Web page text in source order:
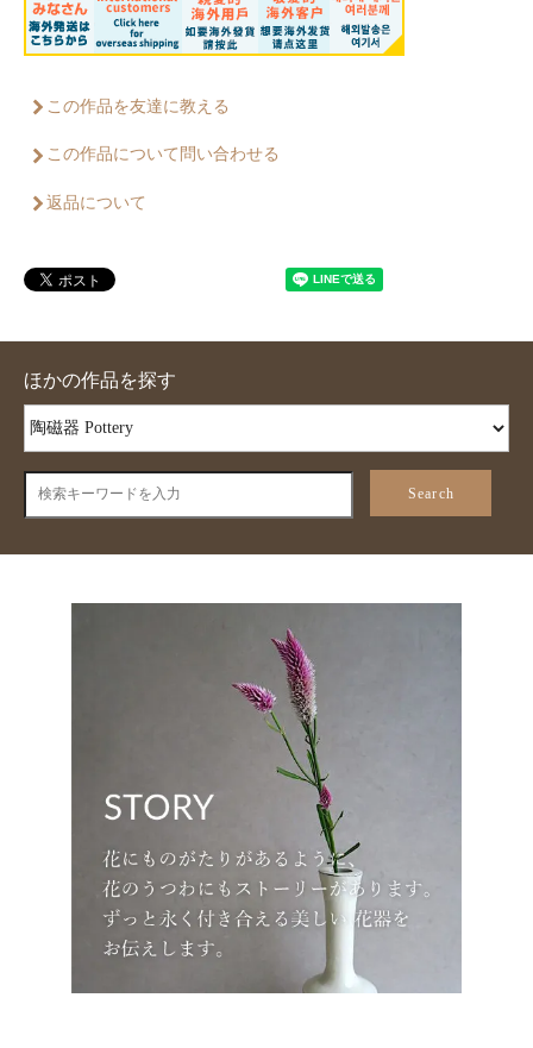
この作品を友達に教える
この作品について問い合わせる
返品について
ほかの作品を探す
Search